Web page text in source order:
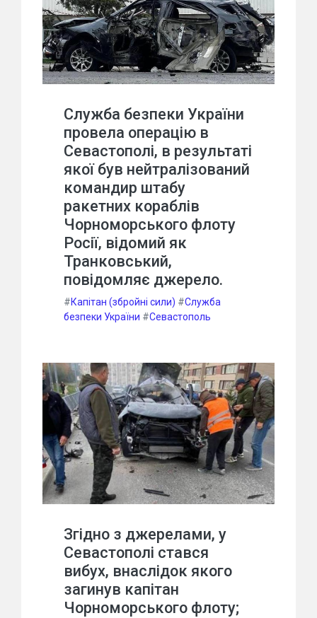
Служба безпеки України
провела операцію в
Севастополі, в результаті
якої був нейтралізований
командир штабу
ракетних кораблів
Чорноморського флоту
Росії, відомий як
Транковський,
повідомляє джерело.
#Капітан (збройні сили) #Служба
безпеки України #Севастополь
Згідно з джерелами, у
Севастополі стався
вибух, внаслідок якого
загинув капітан
Чорноморського флоту;